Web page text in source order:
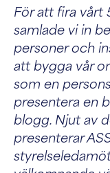
För att fira vårt
samlade vi in
personer och
att bygga vår
som en
presentera en
blogg. Njut av
presenterar